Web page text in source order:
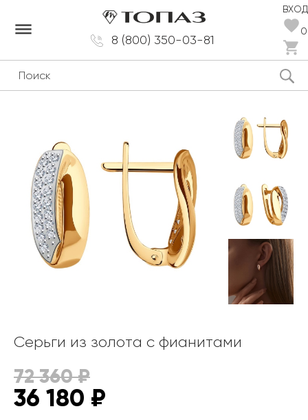
8 (800) 350-03-81
ВХОД
0
dehaze
Серьги из золота с фианитами
72 360₽
36 180 ₽